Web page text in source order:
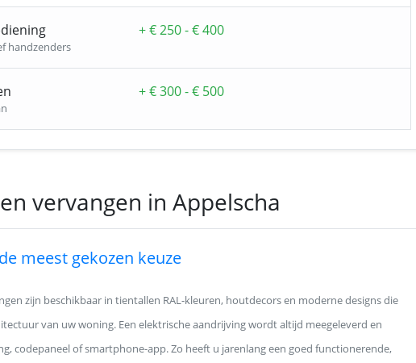
handzenders
+ € 250 - € 400
+ € 300 - € 500
vervangen in Appelscha
meest gekozen keuze
zijn beschikbaar in tientallen RAL-kleuren, houtdecors en moderne designs die
van uw woning. Een elektrische aandrijving wordt altijd meegeleverd en
codepaneel of smartphone-app. Zo heeft u jarenlang een goed functionerende,